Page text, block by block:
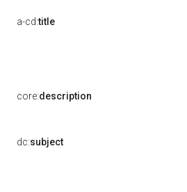
a-cd:title
core:description
dc:subject